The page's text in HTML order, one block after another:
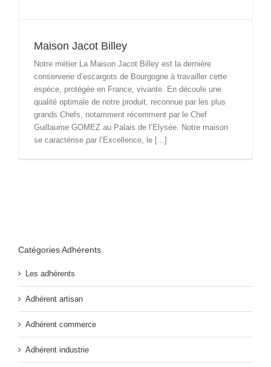
Maison Jacot Billey
Notre métier La Maison Jacot Billey est la dernière
conserverie d’escargots de Bourgogne à travailler cette
espèce, protégée en France, vivante. En découle une
qualité optimale de notre produit, reconnue par les plus
grands Chefs, notamment récemment par le Chef
Guillaume GOMEZ au Palais de l’Elysée. Notre maison
se caractérise par l’Excellence, le [...]
Catégories Adhérents
Les adhérents
Adhérent artisan
Adhérent commerce
Adhérent industrie